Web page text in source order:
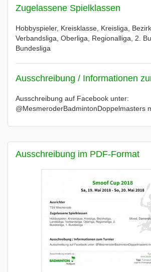
Zugelassene Spielklassen
Hobbyspieler, Kreisklasse, Kreisliga,
Verbandsliga, Oberliga, Regionalliga, 2.
Bundesliga
Ausschreibung / Informationen
Ausschreibung auf Facebook unter:
@MesmeroderBadmintonDoppelmasters
Ausschreibung im PDF-Format